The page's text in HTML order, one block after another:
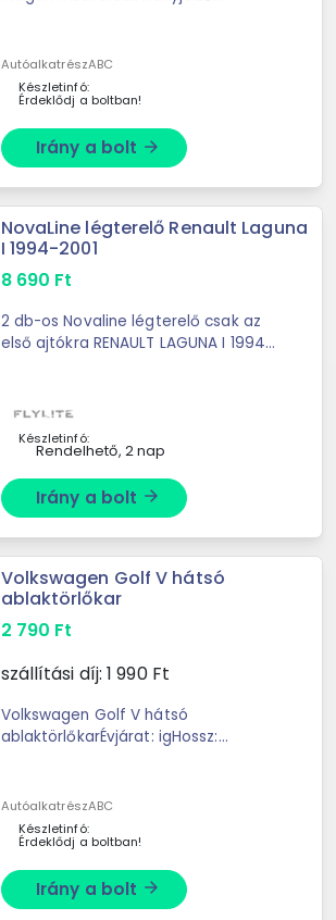
AutóalkatrészABC
Készletinfó:
Érdeklődj a boltban!
Irány a bolt arrow_forward
NovaLine légterelő Renault Laguna
I 1994-2001
8 690 Ft
2 db-os Novaline légterelő csak az
első ajtókra RENAULT LAGUNA I 1994-
Készletinfó:
Rendelhető, 2 nap
Irány a bolt arrow_forward
Volkswagen Golf V hátsó
ablaktörlőkar
2 790 Ft
szállítási díj: 1 990Ft
Volkswagen Golf V hátsó
ablaktörlőkarÉvjárat: igHossz:
(2003–2008) modellekhez készül
AutóalkatrészABC
Készletinfó:
Érdeklődj a boltban!
Irány a bolt arrow_forward